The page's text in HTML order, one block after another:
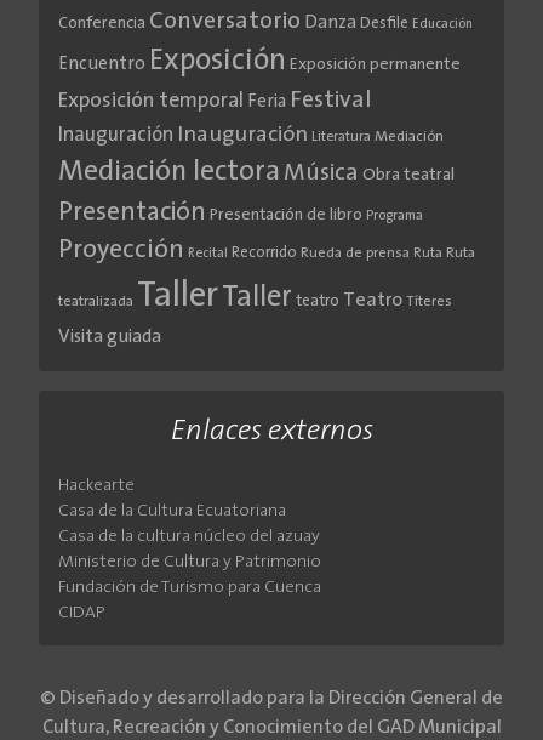
Conferencia Conversatorio Danza Desfile Educación
Encuentro Exposición Exposición permanente
Exposición temporal Feria Festival
Inauguración Inauguración Literatura Mediación
Mediación lectora Música Obra teatral
Presentación Presentación de libro Programa
Proyección Recital Recorrido Rueda de prensa Ruta Ruta
teatralizada TallerTaller teatro Teatro Títeres
Visita guiada
Enlaces externos
Hackearte
Casa de la Cultura Ecuatoriana
Casa de la cultura núcleo del azuay
Ministerio de Cultura y Patrimonio
Fundación de Turismo para Cuenca
CIDAP
© Diseñado y desarrollado para la Dirección General de
Cultura, Recreación y Conocimiento del GAD Municipal